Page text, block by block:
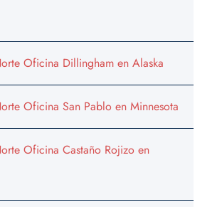
Oficina Dillingham en Alaska
Oficina San Pablo en Minnesota
Oficina Castaño Rojizo en